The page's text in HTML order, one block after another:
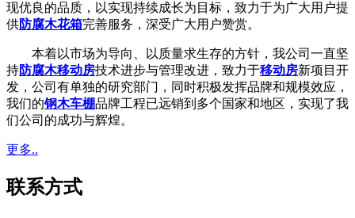
现优良的品质，以实现持续成长为目标，致力于为广大用户提
供防腐木花箱完善服务，深受广大用户赞赏。
本着以市场为导向、以质量求生存的方针，我公司一直坚
持防腐木移动房技术进步与管理改进，致力于移动房新项目开
发，公司有单独的研究部门，同时积极发挥品牌和规模效应，
我们的钢木车棚品牌工程已远销到多个国家和地区，实现了我
们公司的成功与辉煌。
更多..
联系方式